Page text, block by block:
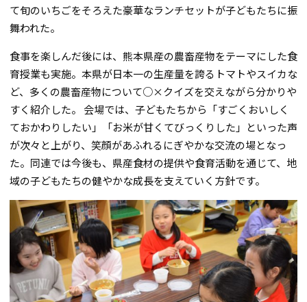
て旬のいちごをそろえた豪華なランチセットが子どもたちに振
舞われた。
食事を楽しんだ後には、熊本県産の農畜産物をテーマにした食
育授業も実施。本県が日本一の生産量を誇るトマトやスイカな
ど、多くの農畜産物について○×クイズを交えながら分かりや
すく紹介した。 会場では、子どもたちから「すごくおいしく
ておかわりしたい」「お米が甘くてびっくりした」といった声
が次々と上がり、笑顔があふれるにぎやかな交流の場となっ
た。同連では今後も、県産食材の提供や食育活動を通じて、地
域の子どもたちの健やかな成長を支えていく方針です。